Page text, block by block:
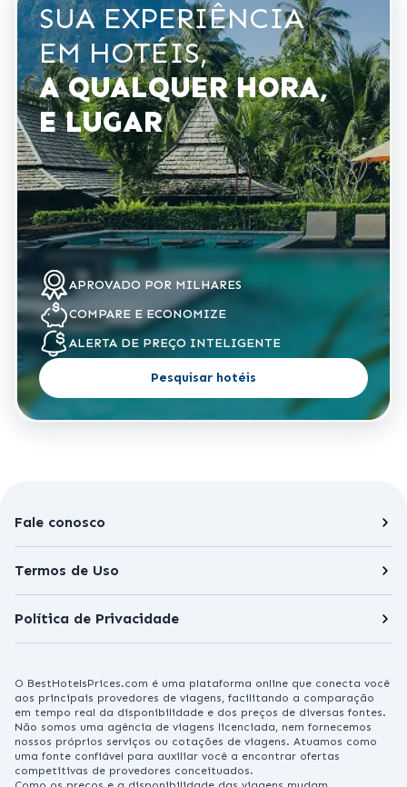
SUA EXPERIÊNCIA
EM HOTÉIS,
A QUALQUER HORA,
E LUGAR
APROVADO POR MILHARES
COMPARE E ECONOMIZE
ALERTA DE PREÇO INTELIGENTE
Pesquisar hotéis
Fale conosco
Termos de Uso
Política de Privacidade
O BestHotelsPrices.com é uma plataforma online que conecta você
aos principais provedores de viagens, facilitando a comparação
em tempo real da disponibilidade e dos preços de diversas fontes.
Não somos uma agência de viagens licenciada, nem fornecemos
nossos próprios serviços ou cotações de viagens. Atuamos como
uma fonte confiável para auxiliar você a encontrar ofertas
competitivas de provedores conceituados.